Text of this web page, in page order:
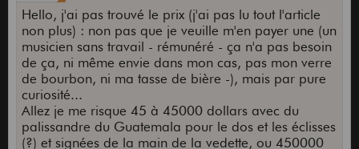
Hello, j'ai pas trouvé le prix (j'ai pas lu tout l'article
non plus) : non pas que je veuille m'en payer une (un
musicien sans travail - rémunéré - ça n'a pas besoin
de ça, ni même envie dans mon cas, pas mon verre
de bourbon, ni ma tasse de bière -), mais par pure
curiosité...
Allez je me risque 45 à 45000 dollars avec du
palissandre du Guatemala pour le dos et les éclisses
(?) et signées de la main de la vedette, ou 450000